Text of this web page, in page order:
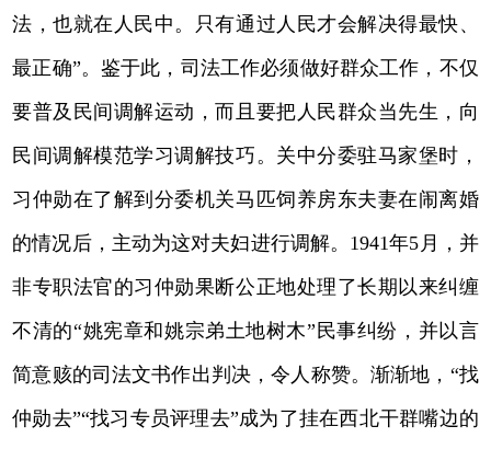
法，也就在人民中。只有通过人民才会解决得最快、
最正确”。鉴于此，司法工作必须做好群众工作，不仅
要普及民间调解运动，而且要把人民群众当先生，向
民间调解模范学习调解技巧。关中分委驻马家堡时，
习仲勋在了解到分委机关马匹饲养房东夫妻在闹离婚
的情况后，主动为这对夫妇进行调解。1941年5月，并
非专职法官的习仲勋果断公正地处理了长期以来纠缠
不清的“姚宪章和姚宗弟土地树木”民事纠纷，并以言
简意赅的司法文书作出判决，令人称赞。渐渐地，“找
仲勋去”“找习专员评理去”成为了挂在西北干群嘴边的